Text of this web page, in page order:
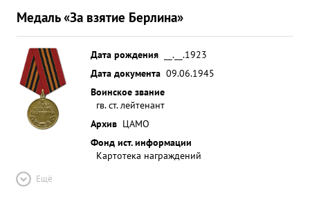
Медаль «За взятие Берлина»
Дата рождения
__.__.1923
Дата документа 09.06.1945
Воинское звание
гв. ст. лейтенант
Архив ЦАМО
Фонд ист. информации
Картотека награждений
Ещё